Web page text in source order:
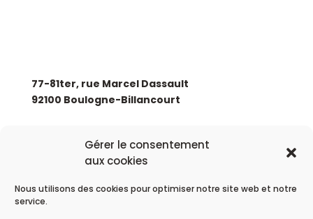
Gérer le consentement
aux cookies
Nous utilisons des cookies pour optimiser notre site web et notre
service.
77-81ter, rue Marcel Dassault
92100 Boulogne-Billancourt
+33 (0)1 88 89 17 68